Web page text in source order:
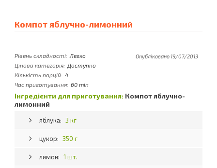
Компот яблучно-лимонний
Рівень складності: Легко
Цінова категорія: Доступно
Кількість порцій: 4
Час приготування: 60 min
Опубліковано 19/07/2013
Інгредієнти для приготування: Компот яблучно-
лимонний
яблука: 3 кг
цукор: 350 г
лимон: 1 шт.